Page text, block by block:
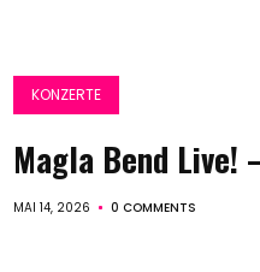
KONZERTE
Magla Bend Live!
MAI 14, 2026 0 COMMENTS